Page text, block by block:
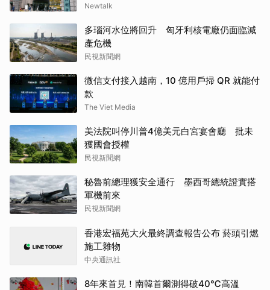
Newtalk
多瑙河水位將回升 匈牙利核電廠仍面臨減
產危機
民視新聞網
微信支付接入越南，10 億用戶掃 QR 就能付
款
The Viet Media
美法院叫停川普4億美元白宮宴會廳 批未
獲國會授權
民視新聞網
秘魯前總理獲安全通行 墨西哥總統證實搭
軍機前來
民視新聞網
香港宏福苑大火最終調查報告公布 菸頭引燃
施工雜物
中央通訊社
8年來首見！南韓首爾測得破40℃高溫